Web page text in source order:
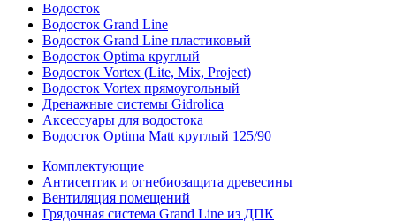
Водосток
Водосток Grand Line
Водосток Grand Line пластиковый
Водосток Optima круглый
Водосток Vortex (Lite, Mix, Project)
Водосток Vortex прямоугольный
Дренажные системы Gidrolica
Аксессуары для водостока
Водосток Optima Matt круглый 125/90
Комплектующие
Антисептик и огнебиозащита древесины
Вентиляция помещений
Грядочная система Grand Line из ДПК